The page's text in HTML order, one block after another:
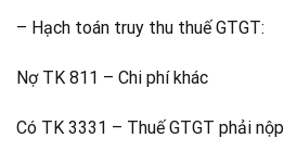
– Hạch toán truy thu thuế GTGT:
Nợ TK 811 – Chi phí khác
Có TK 3331 – Thuế GTGT phải nộp